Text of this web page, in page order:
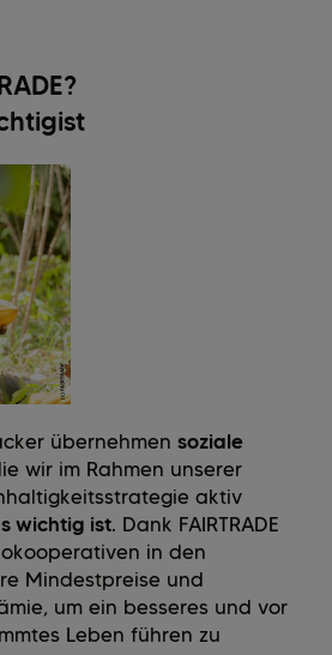
übernehmen soziale
wir im Rahmen unserer
aktiv
wichtig ist. Dank FAIRTRADE
in den
Mindestpreise und
um ein besseres und vor
Leben führen zu